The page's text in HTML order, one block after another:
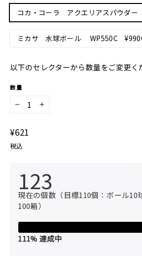
以下のセレクターから数量をご変更く
数量
−
+
通
常
価
¥621
税込
123
現在の個数（目標110個：ボール10
100箱）
111% 達成中